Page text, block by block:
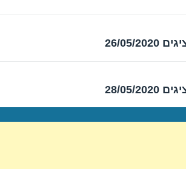
05/2020
05/2020